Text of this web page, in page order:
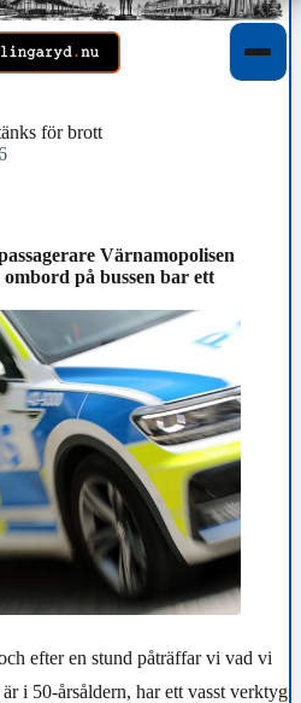
för brott
Värnamopolisen
på bussen bar ett
efter en stund påträffar vi vad vi
i 50-årsåldern, har ett vasst verktyg